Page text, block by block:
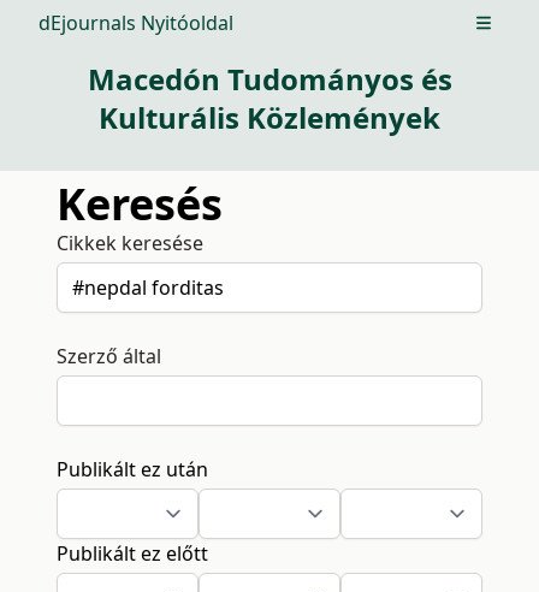
dEjournals Nyitóoldal Open
Macedón Tudományos és
Kulturális Közlemények
Keresés
Cikkek keresése
Szerző által
Publikált ez után
Publikált ez előtt